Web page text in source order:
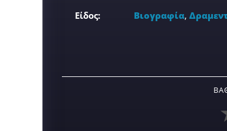
Είδος:
Βιογραφία,